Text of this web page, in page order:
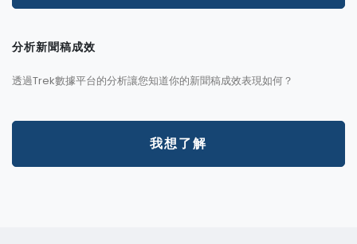
分析新聞稿成效
透過Trek數據平台的分析讓您知道你的新聞稿成效表現如何？
我想了解